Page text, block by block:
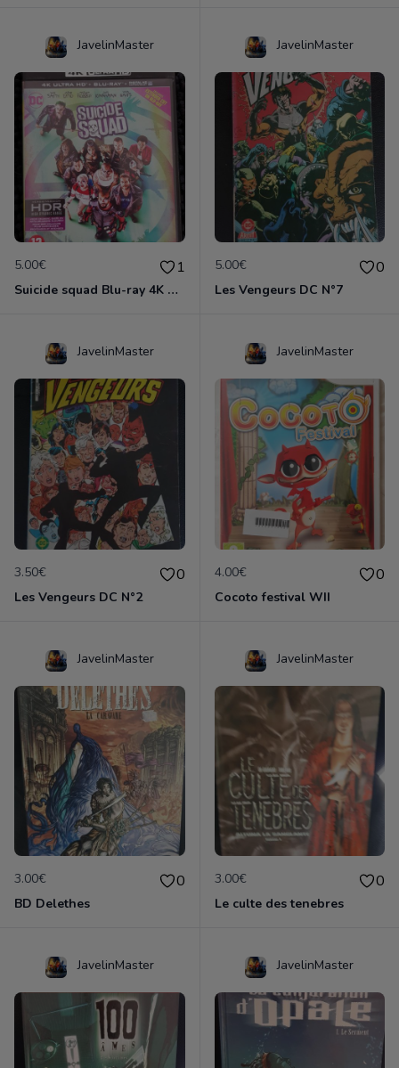
JavelinMaster
5.00€ 1
Suicide squad Blu-ray 4K ultra HD
JavelinMaster
5.00€ 0
Les Vengeurs DC N°7
JavelinMaster
3.50€ 0
Les Vengeurs DC N°2
JavelinMaster
4.00€ 0
Cocoto festival WII
JavelinMaster
3.00€ 0
BD Delethes
JavelinMaster
3.00€ 0
Le culte des tenebres
JavelinMaster JavelinMaster